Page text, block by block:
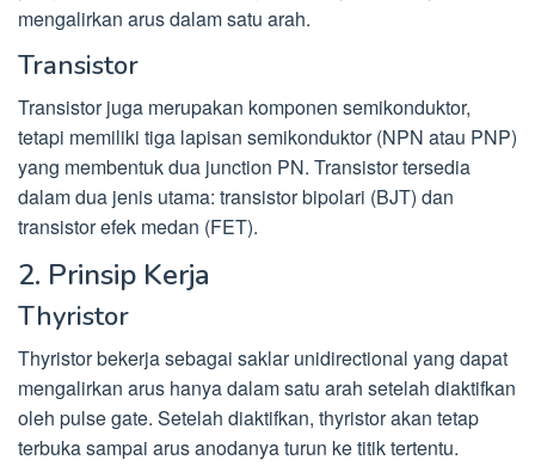
mengalirkan arus dalam satu arah.
Transistor
Transistor juga merupakan komponen semikonduktor,
tetapi memiliki tiga lapisan semikonduktor (NPN atau PNP)
yang membentuk dua junction PN. Transistor tersedia
dalam dua jenis utama: transistor bipolari (BJT) dan
transistor efek medan (FET).
2. Prinsip Kerja
Thyristor
Thyristor bekerja sebagai saklar unidirectional yang dapat
mengalirkan arus hanya dalam satu arah setelah diaktifkan
oleh pulse gate. Setelah diaktifkan, thyristor akan tetap
terbuka sampai arus anodanya turun ke titik tertentu.